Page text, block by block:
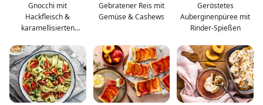
Gnocchi mit
Hackfleisch &
karamellisierten
Gebratener Reis mit
Gemüse & Cashews
Geröstetes
Auberginenpüree mit
Rinder-Spießen